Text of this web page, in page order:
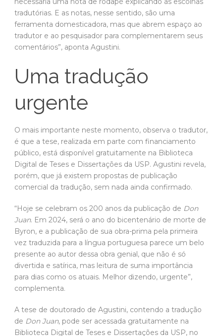
Uma tradução
urgente
O mais importante neste momento, observa o tradutor,
é que a tese, realizada em parte com financiamento
público, está disponível gratuitamente na Biblioteca
Digital de Teses e Dissertações da USP. Agustini revela,
porém, que já existem propostas de publicação
“Hoje se celebram os 200 anos da publicação deDon
Juan. Em 2024, será o ano do bicentenário de morte de
Byron, e a publicação de sua obra-prima pela primeira
vez traduzida para a língua portuguesa parece um belo
presente ao autor dessa obra genial, que não é só
para dias como os atuais. Melhor dizendo, urgente”,
complementa.
A tese de doutorado de Agustini, contendo a tradução
deDon Juan , pode ser acessada gratuitamente na
Biblioteca Digital de Teses e Dissertações da USP, no
endereço
https://teses.usp.br/teses/disponiveis/8/8160/tde-
Por Jornal da USP